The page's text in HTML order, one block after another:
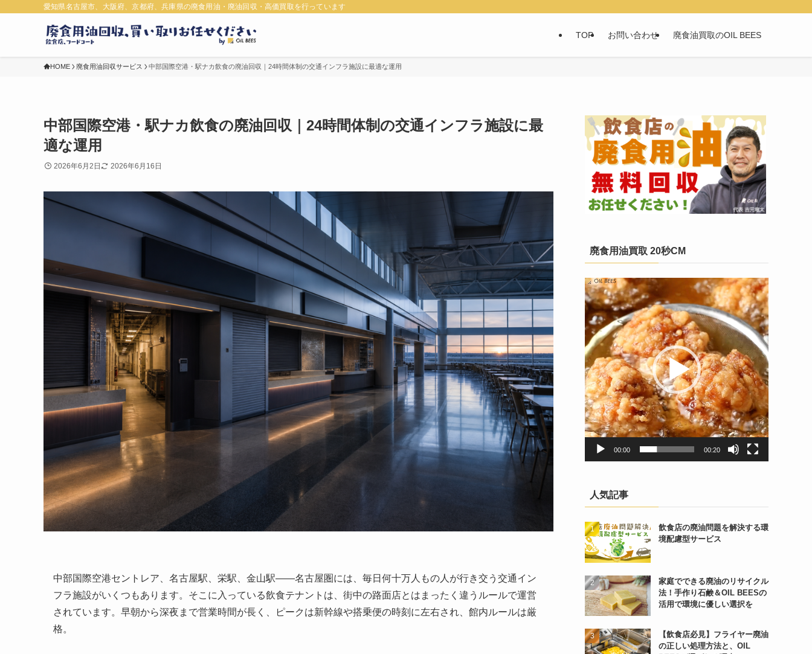
愛知県名古屋市、大阪府、京都府、兵庫県の廃食用油・廃油回収・高価買取を行っています
TOP お問い合わせ 廃食油買取のOIL BEES
HOME 廃食用油回収サービス 中部国際空港・駅ナカ飲食の廃油回収｜24時間体制の交通インフラ施設に最適な運用
中部国際空港・駅ナカ飲食の廃油回収｜24時間体制の交通インフラ施設に最
適な運用
2026年6月2日 2026年6月16日
中部国際空港セントレア、名古屋駅、栄駅、金山駅——名古屋圏には、毎日何十万人もの人が行き交う交通イン
フラ施設がいくつもあります。そこに入っている飲食テナントは、街中の路面店とはまったく違うルールで運営
されています。早朝から深夜まで営業時間が長く、ピークは新幹線や搭乗便の時刻に左右され、館内ルールは厳
格。
廃食用油買取 20秒CM
動
画
プ
レ
ー
ヤ
ー
00:00 00:20
人気記事
飲食店の廃油問題を解決する環
境配慮型サービス
家庭でできる廃油のリサイクル
法！手作り石鹸＆OIL BEESの
活用で環境に優しい選択を
【飲食店必見】フライヤー廃油
の正しい処理方法と、OIL